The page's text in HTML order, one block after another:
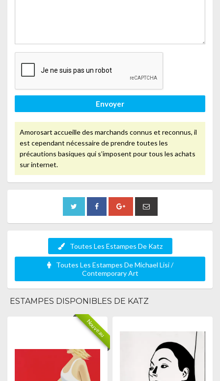
Envoyer
Amorosart accueille des marchands connus et reconnus, il
est cependant nécessaire de prendre toutes les
précautions basiques qui s’imposent pour tous les achats
sur internet.
Toutes Les Estampes De Katz
Toutes Les Estampes De Michael Lisi /
Contemporary Art
ESTAMPES DISPONIBLES DE KATZ
Nouveau